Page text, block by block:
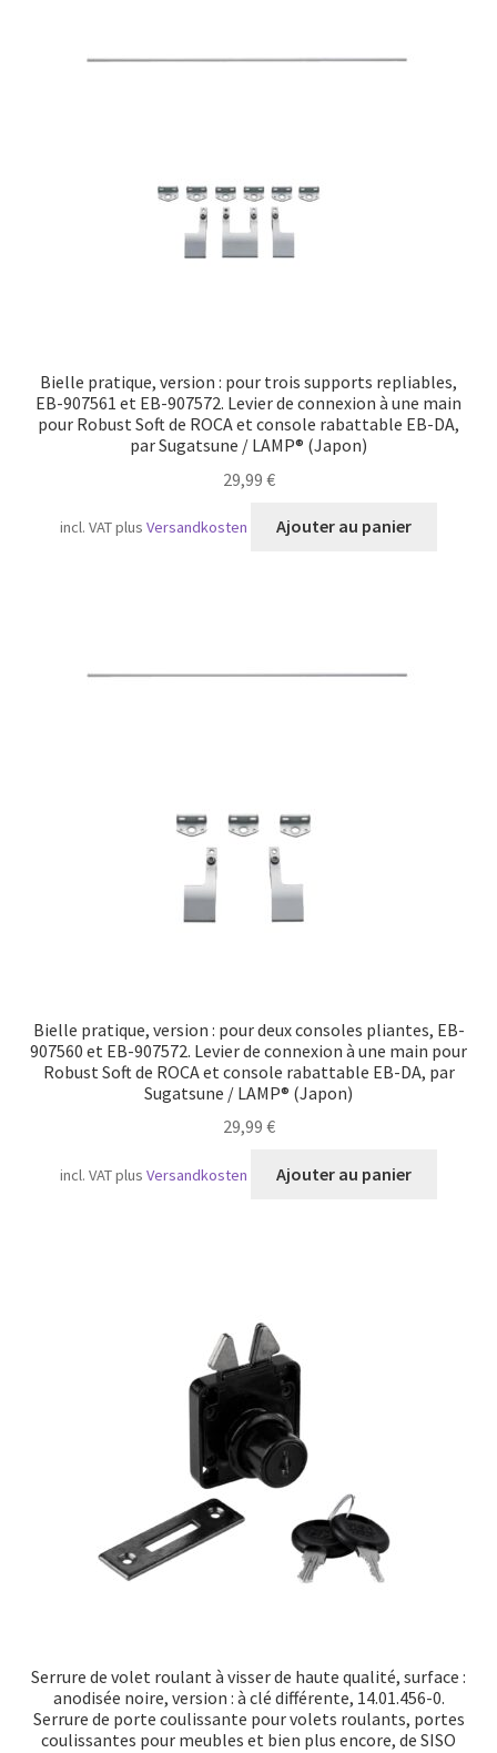
Bielle pratique, version : pour trois supports repliables,
EB-907561 et EB-907572. Levier de connexion à une main
pour Robust Soft de ROCA et console rabattable EB-DA,
par Sugatsune / LAMP® (Japon)
29,99 €
incl. VATplusVersandkosten Ajouter au panier
Bielle pratique, version : pour deux consoles pliantes, EB-
907560 et EB-907572. Levier de connexion à une main pour
Robust Soft de ROCA et console rabattable EB-DA, par
Sugatsune / LAMP® (Japon)
29,99 €
incl. VATplusVersandkosten Ajouter au panier
Serrure de volet roulant à visser de haute qualité, surface :
anodisée noire, version : à clé différente, 14.01.456-0.
Serrure de porte coulissante pour volets roulants, portes
coulissantes pour meubles et bien plus encore, de SISO